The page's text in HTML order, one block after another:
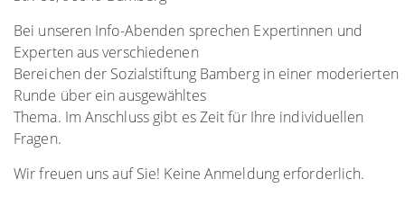
Bei unseren Info-Abenden sprechen Expertinnen und
Experten aus verschiedenen
Bereichen der Sozialstiftung Bamberg in einer moderierten
Runde über ein ausgewähltes
Thema. Im Anschluss gibt es Zeit für Ihre individuellen
Fragen.
Wir freuen uns auf Sie! Keine Anmeldung erforderlich.